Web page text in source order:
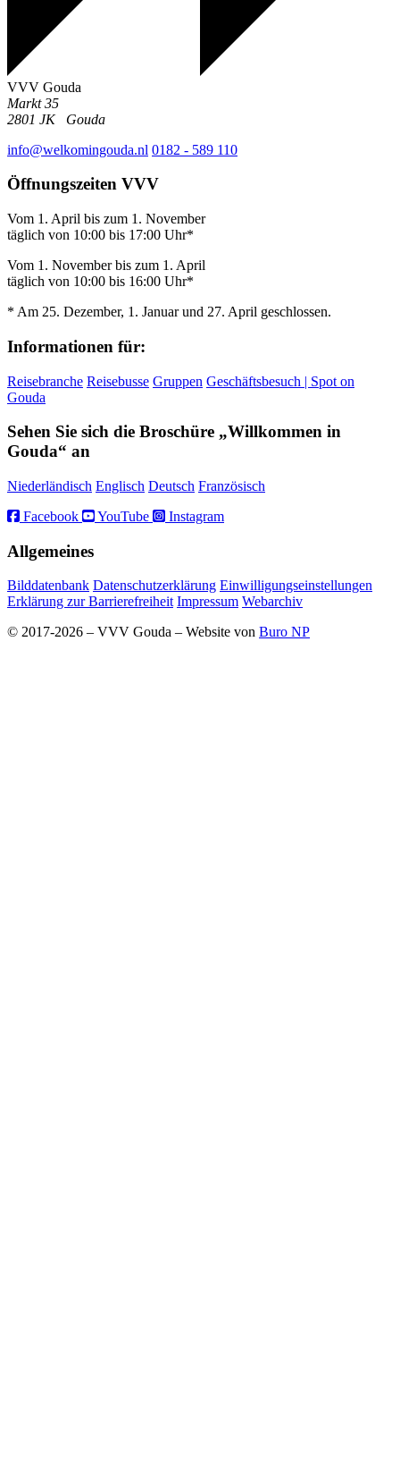
VVV Gouda
Markt 35
2801 JK
Gouda
info@welkomingouda.nl 0182 - 589 110
Öffnungszeiten VVV
Vom 1. April bis zum 1. November
täglich von 10:00 bis 17:00 Uhr*
Vom 1. November bis zum 1. April
täglich von 10:00 bis 16:00 Uhr*
* Am 25. Dezember, 1. Januar und 27. April geschlossen.
Informationen für:
Reisebranche Reisebusse Gruppen Geschäftsbesuch | Spot on
Gouda
Sehen Sie sich die Broschüre „Willkommen in
Gouda“ an
Niederländisch Englisch Deutsch Französisch
Facebook
YouTube Instagram
Allgemeines
Bilddatenbank Datenschutzerklärung Einwilligungseinstellungen
Erklärung zur Barrierefreiheit Impressum Webarchiv
© 2017-2026 – VVV Gouda – Website von Buro NP